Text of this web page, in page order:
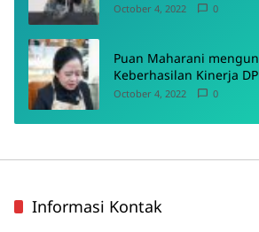
October 4, 2022 0
Puan Maharani
Keberhasilan Kinerja
Tugas Pokoknya
October 4, 2022 0
Informasi Kontak